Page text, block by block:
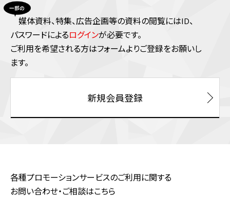
媒体資料、特集、広告企画等の資料の閲覧にはID、
パスワードによるログインが必要です。
ご利⽤を希望される⽅はフォームよりご登録をお願いし
ます。
新規会員登録
各種プロモーションサービスのご利用に関する
お問い合わせ・ご相談はこちら